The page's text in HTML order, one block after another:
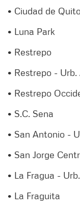
• Ciudad de
• Luna Park
• Restrepo
• Restrepo -
• Restrepo
• S.C. Sena
• San Antonio -
• San Jorge
• La Fragua -
• La Fraguita